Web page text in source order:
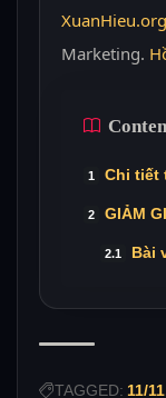
XuanHieu.org
Marketing.
Chi tiết
GIẢM
Bài
TAGGED: 11/11